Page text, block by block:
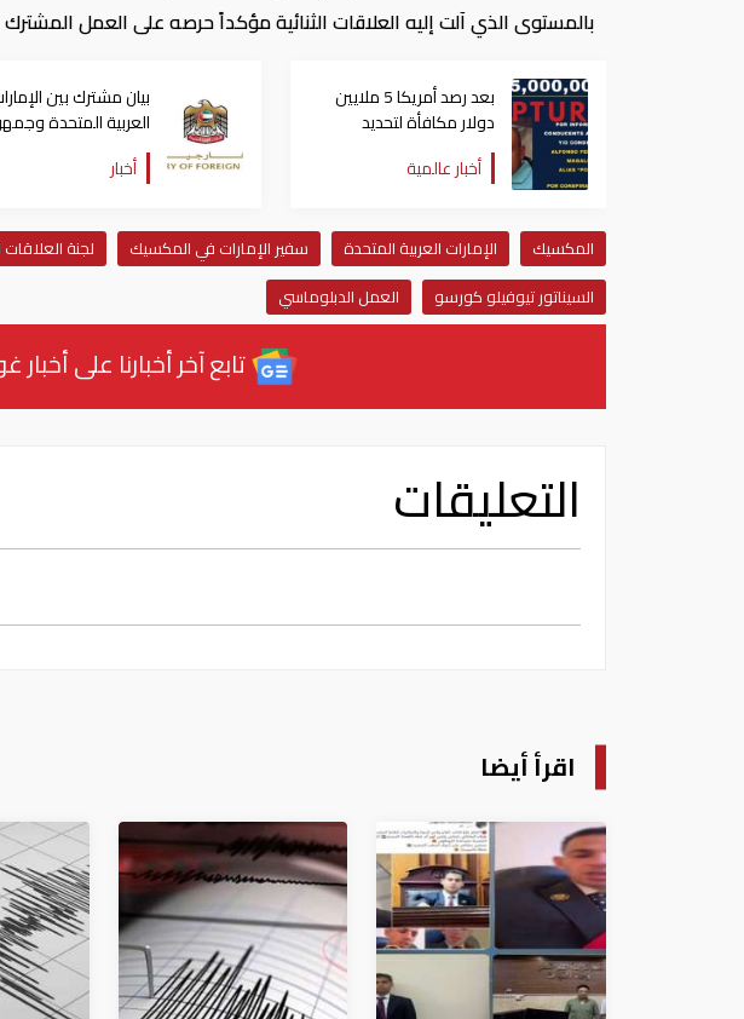
بالمستوى الذي آلت إليه العلاقات الثنائية مؤكداً حرصه على العمل
بعد رصد أمريكا 5 ملايين
دولار مكافأة لتحديد
مكانه.. المكسيك تعتقل
"بونشو"
أخبار عالمية
بيان مشترك بين
العربية المتحدة
الكونغو الديمقراطية
أخبار
المكسيك الإمارات العربية المتحدة سفير الإمارات في المكسيك لجنة العلاقات
السيناتور تيوفيلو كورسو
العمل الدبلوماسي
تابع آخر أخبارنا على
التعليقات
اقرأ أيضا